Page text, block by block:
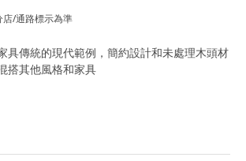
/通路標示為準
具傳統的現代範例，簡約設計和未處理木頭材
搭其他風格和家具